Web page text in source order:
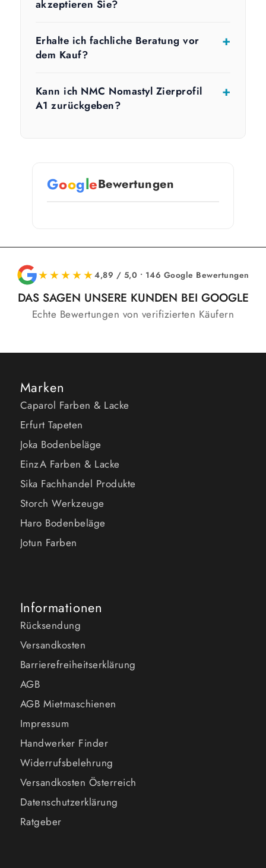
akzeptieren Sie?
Erhalte ich fachliche Beratung vor
dem Kauf?
Kann ich NMC Nomastyl Zierprofil
A1 zurückgeben?
GoogleBewertungen
★★★★★4,89 / 5,0 • 146 Google Bewertungen
DAS SAGEN UNSERE KUNDEN BEI GOOGLE
Echte Bewertungen von verifizierten Käufern
Marken
Caparol Farben & Lacke
Erfurt Tapeten
Joka Bodenbeläge
EinzA Farben & Lacke
Sika Fachhandel Produkte
Storch Werkzeuge
Haro Bodenbeläge
Jotun Farben
Informationen
Rücksendung
Versandkosten
Barrierefreiheitserklärung
AGB
AGB Mietmaschienen
Impressum
Handwerker Finder
Widerrufsbelehrung
Versandkosten Österreich
Datenschutzerklärung
Ratgeber